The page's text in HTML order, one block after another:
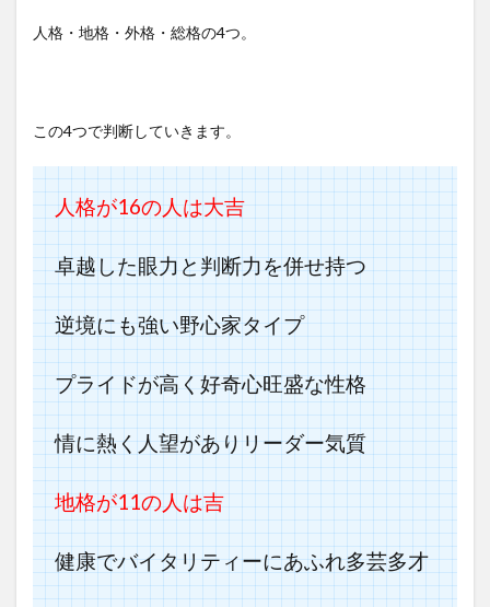
人格・地格・外格・総格の4つ。
この4つで判断していきます。
人格が16の人は大吉
卓越した眼力と判断力を併せ持つ
逆境にも強い野心家タイプ
プライドが高く好奇心旺盛な性格
情に熱く人望がありリーダー気質
地格が11の人は吉
健康でバイタリティーにあふれ多芸多才